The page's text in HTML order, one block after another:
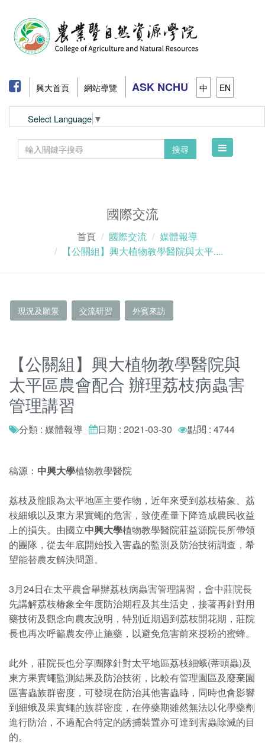
興大首頁 網站導覽 ASK NCHU 中 EN
Select Language ▼
搜尋
Toggle
國際交流
首頁 國際交流
媒體報導
【公關組】興大植物教學醫院與太平....
現況及願景 交流研習 外賓來訪
【公關組】興大植物教學醫院與
太平區農會配合 辦理荔枝病蟲害
管理講習
分類 : 媒體報導 日期 : 2021-03-30 點閱 : 4744
稿源： 中興大學植物教學醫院
荔枝及龍眼為太平地區主要作物，近年來受到荔枝椿象、荔
枝細蛾以及東方果實蠅的危害，致使產量下降造成農民收益
上的損失。由國立中興大學植物教學醫院莊益源院長所帶領
的團隊，從去年底開始投入害蟲的監測及防治技術調查，希
望能替農友解決問題。
3月24日在太平農會舉辦荔枝病蟲害管理講習，會中莊院長
先講解荔枝椿象全年度防治期程及其生活史，接著再針對用
藥技術及觀念向農友說明，特別近期遇到荔枝開花期，莊院
長也再次呼籲農友停止施藥，以避免危害前來授粉的蜜蜂。
此外，莊院長也分享團隊針對太平地區荔枝細蛾(蒂頭蟲)及
東方果實蠅監測結果及防治技術，比較有管理園區及廢棄園
區害蟲族群密度，可發現在防治其他害蟲時，同時也會影響
到細蛾及果實蠅的族群密度，在停藥期雖然無法以化學藥劑
進行防治，不過配合特定的誘捕裝置亦可達到害蟲除滅的目
的。